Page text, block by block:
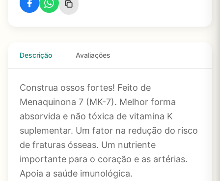
Descrição Avaliações
Construa ossos fortes! Feito de
Menaquinona 7 (MK-7). Melhor forma
absorvida e não tóxica de vitamina K
suplementar. Um fator na redução do risco
de fraturas ósseas. Um nutriente
importante para o coração e as artérias.
Apoia a saúde imunológica.